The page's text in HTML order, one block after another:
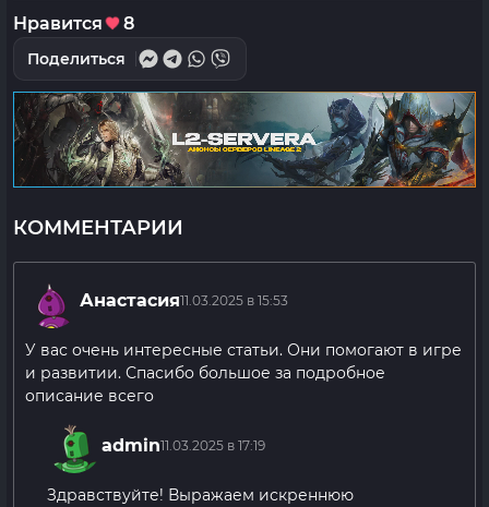
Нравится 8
Поделиться
КОММЕНТАРИИ
Анастасия11.03.2025 в 15:53
У вас очень интересные статьи. Они помогают в игре
и развитии. Спасибо большое за подробное
описание всего
admin11.03.2025 в 17:19
Здравствуйте! Выражаем искреннюю